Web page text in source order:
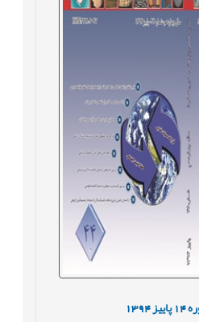
14 پاییز1394